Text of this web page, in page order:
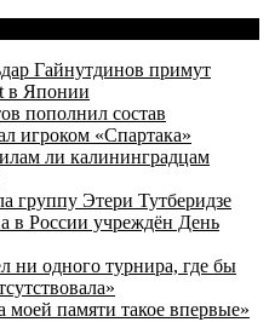
Гайнутдинов примут
в Японии
пополнил состав
игроком «Спартака»
ли калининградцам
группу Этери Тутберидзе
в России учреждён День
ни одного турнира, где бы
памяти такое впервые»